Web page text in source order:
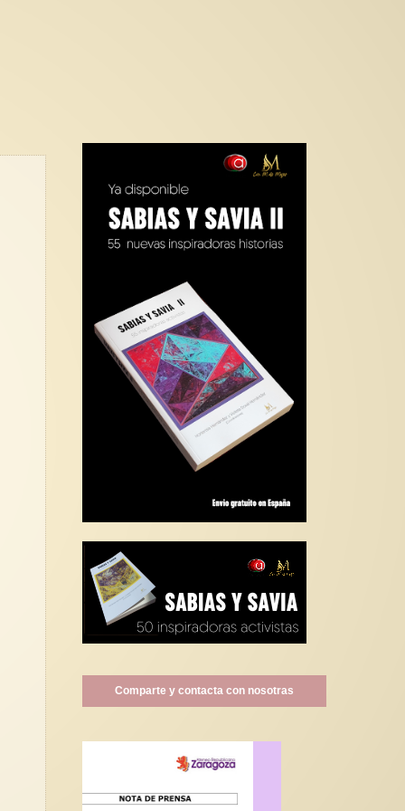
Comparte y contacta con nosotras